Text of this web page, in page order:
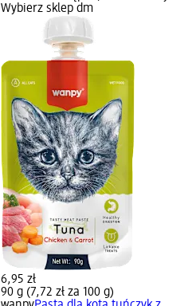
Wybierz sklep dm
6,95 zł
90 g (7,72 zł za 100 g)